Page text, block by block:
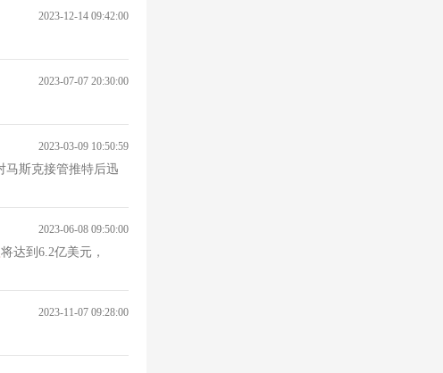
2023-12-14 09:42:00
2023-07-07 20:30:00
2023-03-09 10:50:59
2023-06-08 09:50:00
将达到6.2亿美元，
2023-11-07 09:28:00